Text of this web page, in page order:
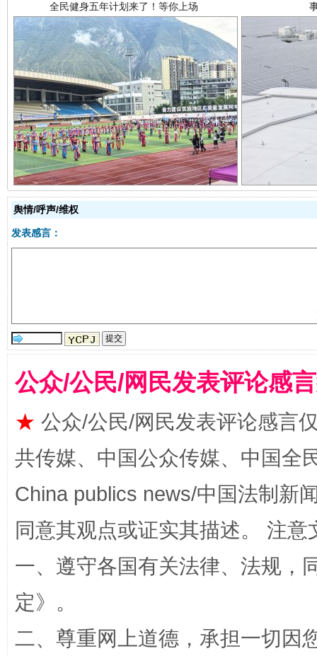
阿坝州三大球赛在茂县开幕 规模
舆情/呼声/维权
发表感言：
公众/公民/网民发表评论感
★ 公众/公民/网民发表评论感言
共传媒、中国公众传媒、中国全
China publics news/中国法制新
同意其观点或证实其描述。 注
一、遵守各国有关法律、法规，
定》。
二、尊重网上道德，承担一切因